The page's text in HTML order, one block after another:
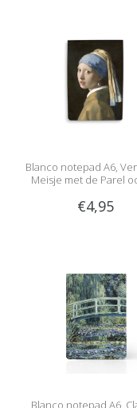
Blanco notepad A6,
Meisje met de Parel
€4,95
Blanco notepad A6,